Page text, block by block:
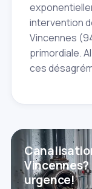
intervention
Vincennes
primordiale.
ces
urgence!